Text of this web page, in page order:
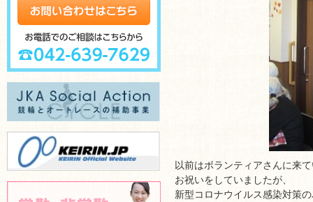
以前はボランティアさんに来
お祝いをしていましたが、
新型コロナウイルス感染対策